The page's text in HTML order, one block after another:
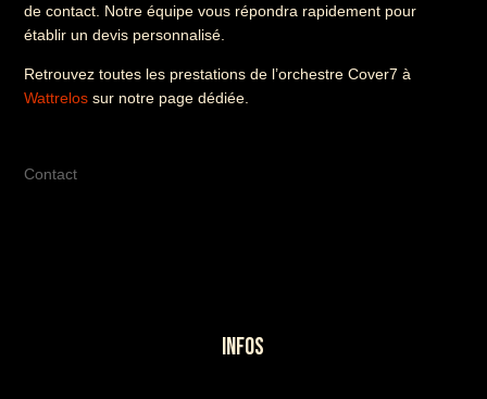
de contact. Notre équipe vous répondra rapidement pour
établir un devis personnalisé.
Retrouvez toutes les prestations de l’orchestre Cover7 à
Wattrelos sur notre page dédiée.
Contact
INFOS